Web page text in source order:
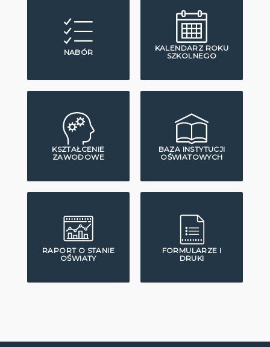
NABÓR
KALENDARZ ROKU
SZKOLNEGO
KSZTAŁCENIE
ZAWODOWE
BAZA INSTYTUCJI
OŚWIATOWYCH
RAPORT O STANIE
OŚWIATY
FORMULARZE I
DRUKI